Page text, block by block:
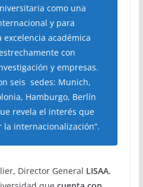
como una
y para
académica
con
y empresas.
seis sedes: Munich,
Hamburgo, Berlín
revela el interés que
la internacionalización”.
Director General LISAA,